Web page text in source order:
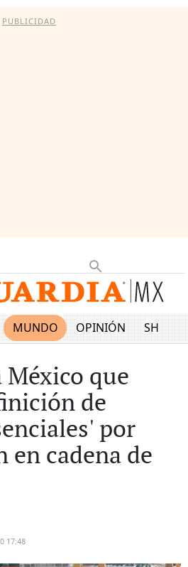
PUBLICIDAD
MUNDO OPINIÓN SHOW
México que
de
por
cadena de
17:48